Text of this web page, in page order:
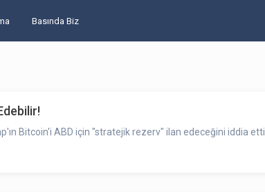
Basında Biz
Bitcoin'i ABD için "stratejik rezerv" ilan edeceğini iddia etti.